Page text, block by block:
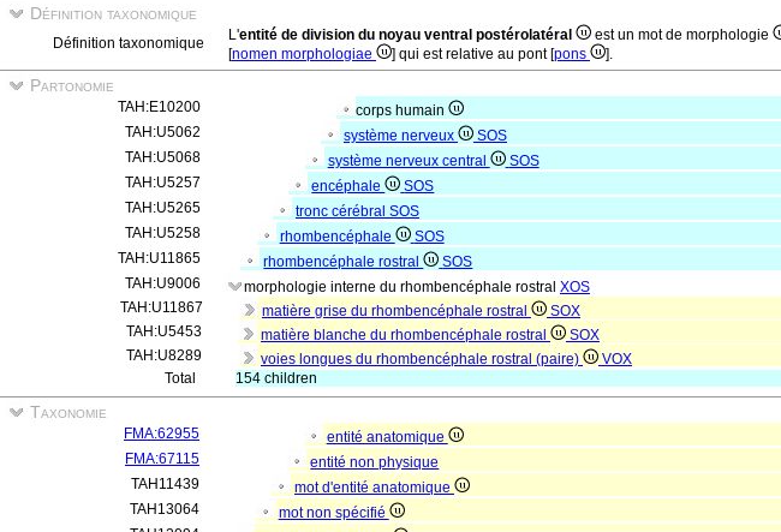
Définition taxonomique
Définition taxonomique L'entité de division du noyau ventral postérolatéral
est un mot de morphologie
[nomen morphologiae ] qui est relative au pont [pons ].
Partonomie
TAH:E10200
corps humain
TAH:U5062
système nerveux
SOS
TAH:U5068
système nerveux central
SOS
TAH:U5257
encéphale
SOS
TAH:U5265
tronc cérébral SOS
TAH:U5258
rhombencéphale
SOS
TAH:U11865
rhombencéphale rostral
SOS
TAH:U9006
morphologie interne du rhombencéphale rostral XOS
TAH:U11867
matière grise du rhombencéphale rostral
SOX
TAH:U5453
matière blanche du rhombencéphale rostral
SOX
TAH:U8289
voies longues du rhombencéphale rostral (paire)
VOX
Total
154 children
Taxonomie
FMA:62955
entité anatomique
FMA:67115
entité non physique
TAH11439
mot d'entité anatomique
TAH13064
mot non spécifié